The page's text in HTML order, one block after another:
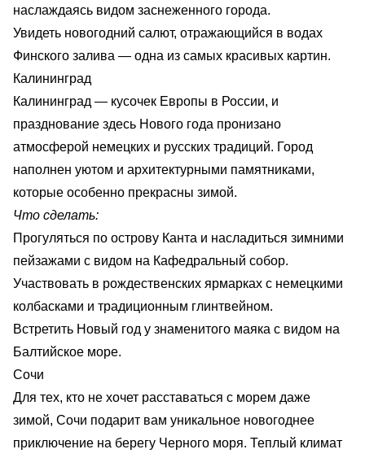
наслаждаясь видом заснеженного города.
Увидеть новогодний салют, отражающийся в водах
Финского залива — одна из самых красивых картин.
Калининград
Калининград — кусочек Европы в России, и
празднование здесь Нового года пронизано
атмосферой немецких и русских традиций. Город
наполнен уютом и архитектурными памятниками,
которые особенно прекрасны зимой.
Что сделать:
Прогуляться по острову Канта и насладиться зимними
пейзажами с видом на Кафедральный собор.
Участвовать в рождественских ярмарках с немецкими
колбасками и традиционным глинтвейном.
Встретить Новый год у знаменитого маяка с видом на
Балтийское море.
Сочи
Для тех, кто не хочет расставаться с морем даже
зимой, Сочи подарит вам уникальное новогоднее
приключение на берегу Черного моря. Теплый климат